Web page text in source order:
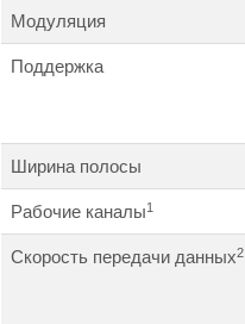
Модуляция
Поддержка
Ширина полосы
Рабочие каналы1
Скорость передачи данных2